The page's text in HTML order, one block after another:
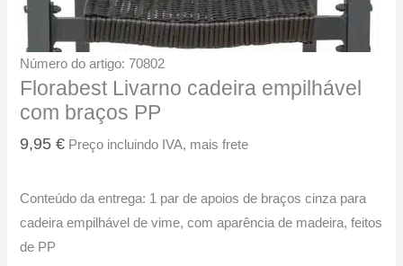
Número do artigo: 70802
Florabest Livarno cadeira empilhável
com braços PP
9,95€ Preço incluindo IVA, mais frete
Conteúdo da entrega: 1 par de apoios de braços cinza para
cadeira empilhável de vime, com aparência de madeira, feitos
de PP